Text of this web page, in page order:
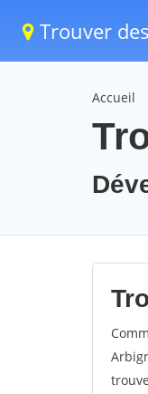
Trouver
Accueil